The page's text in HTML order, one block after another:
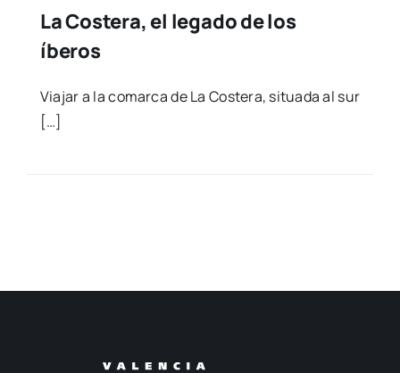
La Costera, el legado de los
íberos
Via­jar a la comar­ca de La Cos­te­ra, situa­da al sur
[…]